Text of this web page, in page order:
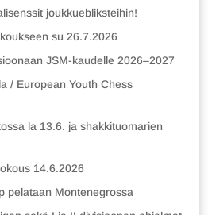
joukkuebliksteihin!
su 26.7.2026
JSM-kaudelle 2026–2027
/ European Youth Chess
la 13.6. ja shakkituomarien
14.6.2026
pelataan Montenegrossa